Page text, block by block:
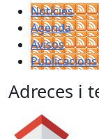
Notícies
Agenda
Avisos
Publicacions
Adreces i